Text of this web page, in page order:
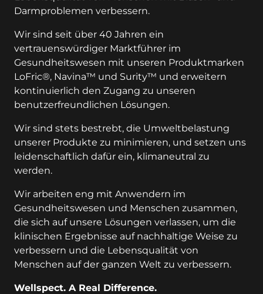
Darmproblemen verbessern.
Wir sind seit über 40 Jahren ein
vertrauenswürdiger Marktführer im
Gesundheitswesen mit unseren Produktmarken
LoFric®, Navina™ und Surity™ und erweitern
kontinuierlich den Zugang zu unseren
benutzerfreundlichen Lösungen.
Wir sind stets bestrebt, die Umweltbelastung
unserer Produkte zu minimieren, und setzen uns
leidenschaftlich dafür ein, klimaneutral zu
werden.
Wir arbeiten eng mit Anwendern im
Gesundheitswesen und Menschen zusammen,
die sich auf unsere Lösungen verlassen, um die
klinischen Ergebnisse auf nachhaltige Weise zu
verbessern und die Lebensqualität von
Menschen auf der ganzen Welt zu verbessern.
Wellspect. A Real Difference.